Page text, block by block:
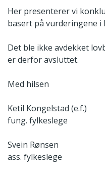
Her presenterer vi
basert på vurderingene i
Det ble ikke avdekket
er derfor avsluttet.
Med hilsen
Ketil Kongelstad (e.f.)
fung. fylkeslege
Svein Rønsen
ass. fylkeslege